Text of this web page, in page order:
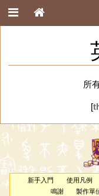
所
[
新手入門 使用凡例
鳴謝
製作單